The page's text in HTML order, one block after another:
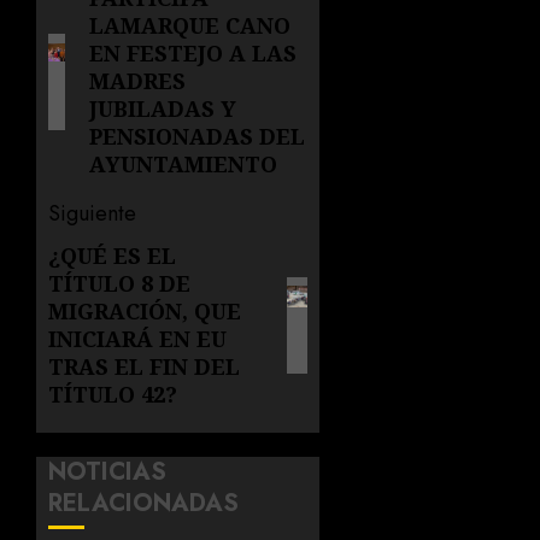
entradas
anterior:LAMARQUE CANO
EN FESTEJO A LAS
MADRES
JUBILADAS Y
PENSIONADAS DEL
AYUNTAMIENTO
Siguiente
Siguiente
entrada:
¿QUÉ ES EL
TÍTULO 8 DE
MIGRACIÓN, QUE
INICIARÁ EN EU
TRAS EL FIN DEL
TÍTULO 42?
NOTICIAS
RELACIONADAS